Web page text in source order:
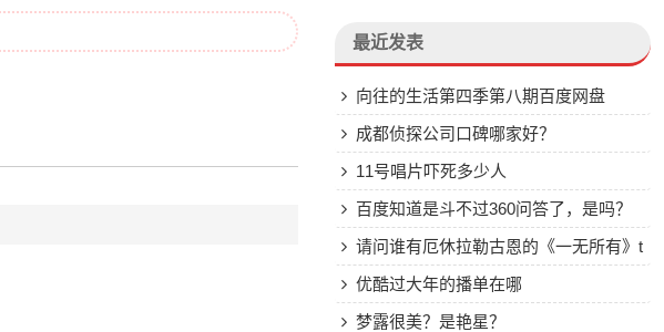
最近发表
向往的生活第四季第八期百度网盘
成都侦探公司口碑哪家好？
11号唱片吓死多少人
百度知道是斗不过360问答了，是吗？
百度知道黄了
请问谁有厄休拉勒古恩的《一无所有》t
xt？最好是百度云的
优酷过大年的播单在哪
梦露很美？是艳星？